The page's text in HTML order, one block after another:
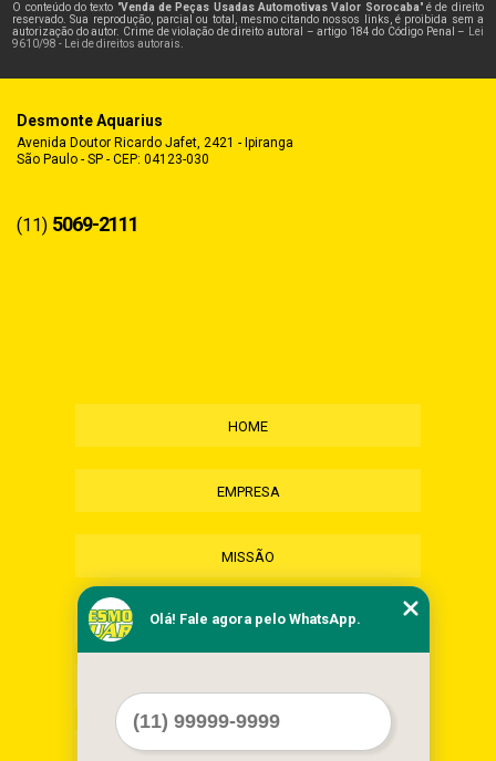
O conteúdo do texto "Venda de Peças Usadas Automotivas Valor Sorocaba" é de direito
reservado. Sua reprodução, parcial ou total, mesmo citando nossos links, é proibida sem a
autorização do autor. Crime de violação de direito autoral – artigo 184 do Código Penal –
Lei
9610/98 - Lei de direitos autorais
Desmonte Aquarius
Avenida Doutor Ricardo Jafet, 2421 - Ipiranga
São Paulo - SP - CEP: 04123-030
(11) 5069-2111
HOME
EMPRESA
MISSÃO
SERVIÇOS
MAPA DO SITE
Olá! Fale agora pelo WhatsApp.